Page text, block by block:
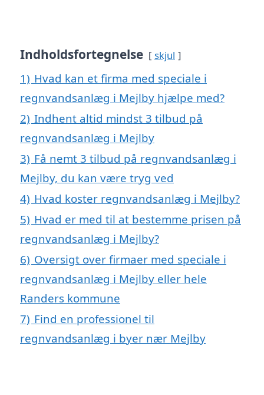
Indholdsfortegnelse skjul
1) Hvad kan et firma med speciale i
regnvandsanlæg i Mejlby hjælpe med?
2) Indhent altid mindst 3 tilbud på
regnvandsanlæg i Mejlby
3) Få nemt 3 tilbud på regnvandsanlæg i
Mejlby, du kan være tryg ved
4) Hvad koster regnvandsanlæg i Mejlby?
5) Hvad er med til at bestemme prisen på
regnvandsanlæg i Mejlby?
6) Oversigt over firmaer med speciale i
regnvandsanlæg i Mejlby eller hele
Randers kommune
7) Find en professionel til
regnvandsanlæg i byer nær Mejlby